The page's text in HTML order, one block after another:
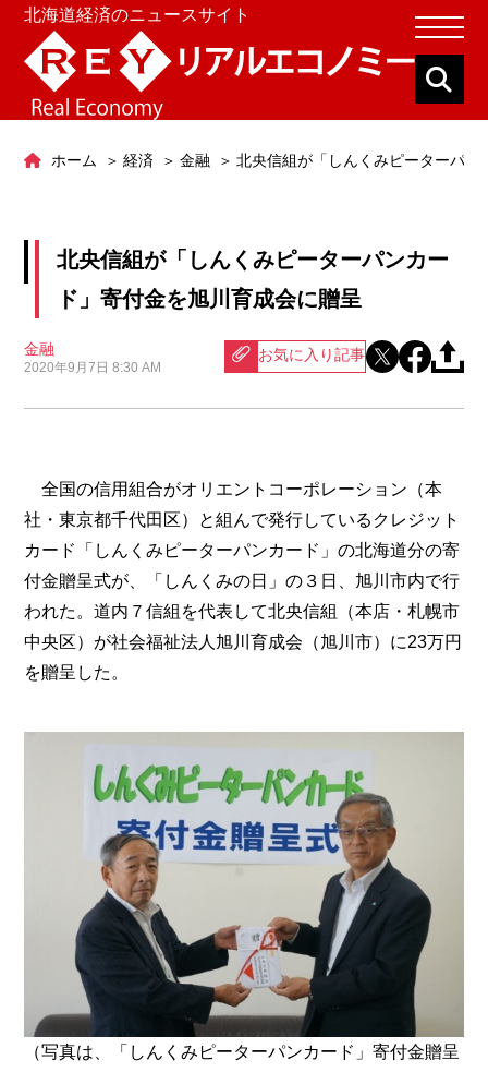
北海道経済のニュースサイト
ホーム 経済 金融 北央信組が「しんくみピーターパ
北央信組が「しんくみピーターパンカー
ド」寄付金を旭川育成会に贈呈
金融
2020年9月7日 8:30 AM
お気に入り記事
全国の信用組合がオリエントコーポレーション（本
社・東京都千代田区）と組んで発行しているクレジット
カード「しんくみピーターパンカード」の北海道分の寄
付金贈呈式が、「しんくみの日」の３日、旭川市内で行
われた。道内７信組を代表して北央信組（本店・札幌市
中央区）が社会福祉法人旭川育成会（旭川市）に23万円
を贈呈した。
（写真は、「しんくみピーターパンカード」寄付金贈呈